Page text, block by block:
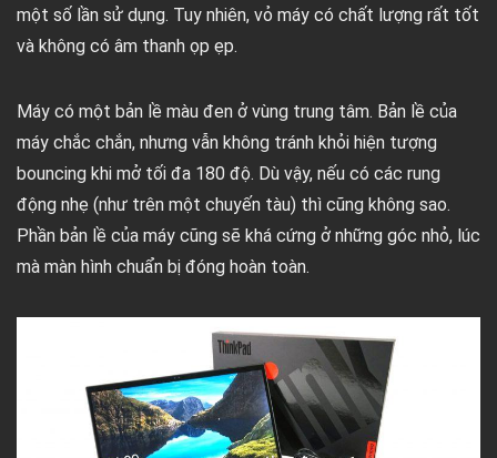
một số lần sử dụng. Tuy nhiên, vỏ máy có chất lượng rất tốt
và không có âm thanh ọp ẹp.
Máy có một bản lề màu đen ở vùng trung tâm. Bản lề của
máy chắc chắn, nhưng vẫn không tránh khỏi hiện tượng
bouncing khi mở tối đa 180 độ. Dù vậy, nếu có các rung
động nhẹ (như trên một chuyến tàu) thì cũng không sao.
Phần bản lề của máy cũng sẽ khá cứng ở những góc nhỏ, lúc
mà màn hình chuẩn bị đóng hoàn toàn.